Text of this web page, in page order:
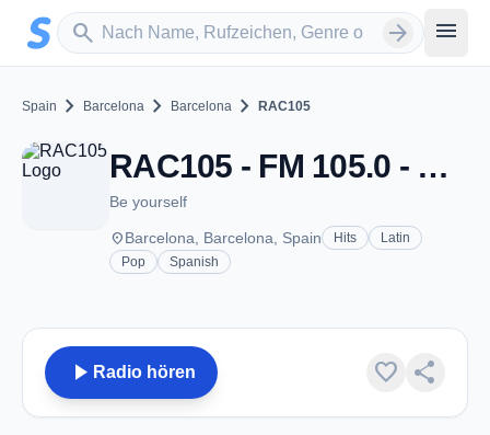
Zum Hauptinhalt springen
search
Sender suchen arrow_forward menu
Spain chevron_right Barcelona chevron_right Barcelona chevron_right RAC105
RAC105 - FM 105.0 - Barcelona
Be yourself
placeBarcelona, Barcelona, Spain Hits
Latin
Pop
Spanish
play_arrow Radio hören favorite share